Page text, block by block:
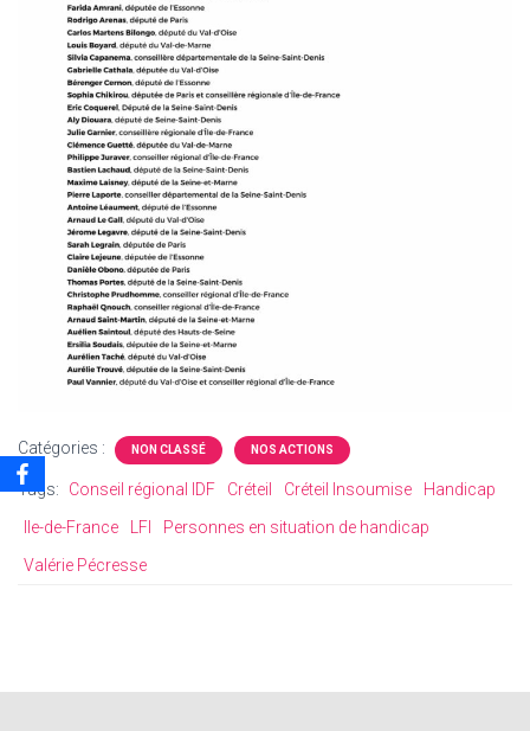
Catégories : NON CLASSÉ NOS ACTIONS
Tags: Conseil régional IDF Créteil Créteil Insoumise
Handicap
Ile-de-France
LFI
Personnes en situation de handicap
Valérie Pécresse